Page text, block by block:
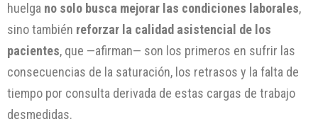
huelga no solo busca mejorar las condiciones laborales,
sino también reforzar la calidad asistencial de los
pacientes, que —afirman— son los primeros en sufrir las
consecuencias de la saturación, los retrasos y la falta de
tiempo por consulta derivada de estas cargas de trabajo
desmedidas.